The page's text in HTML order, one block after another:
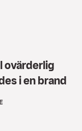
ovärderlig
i en brand